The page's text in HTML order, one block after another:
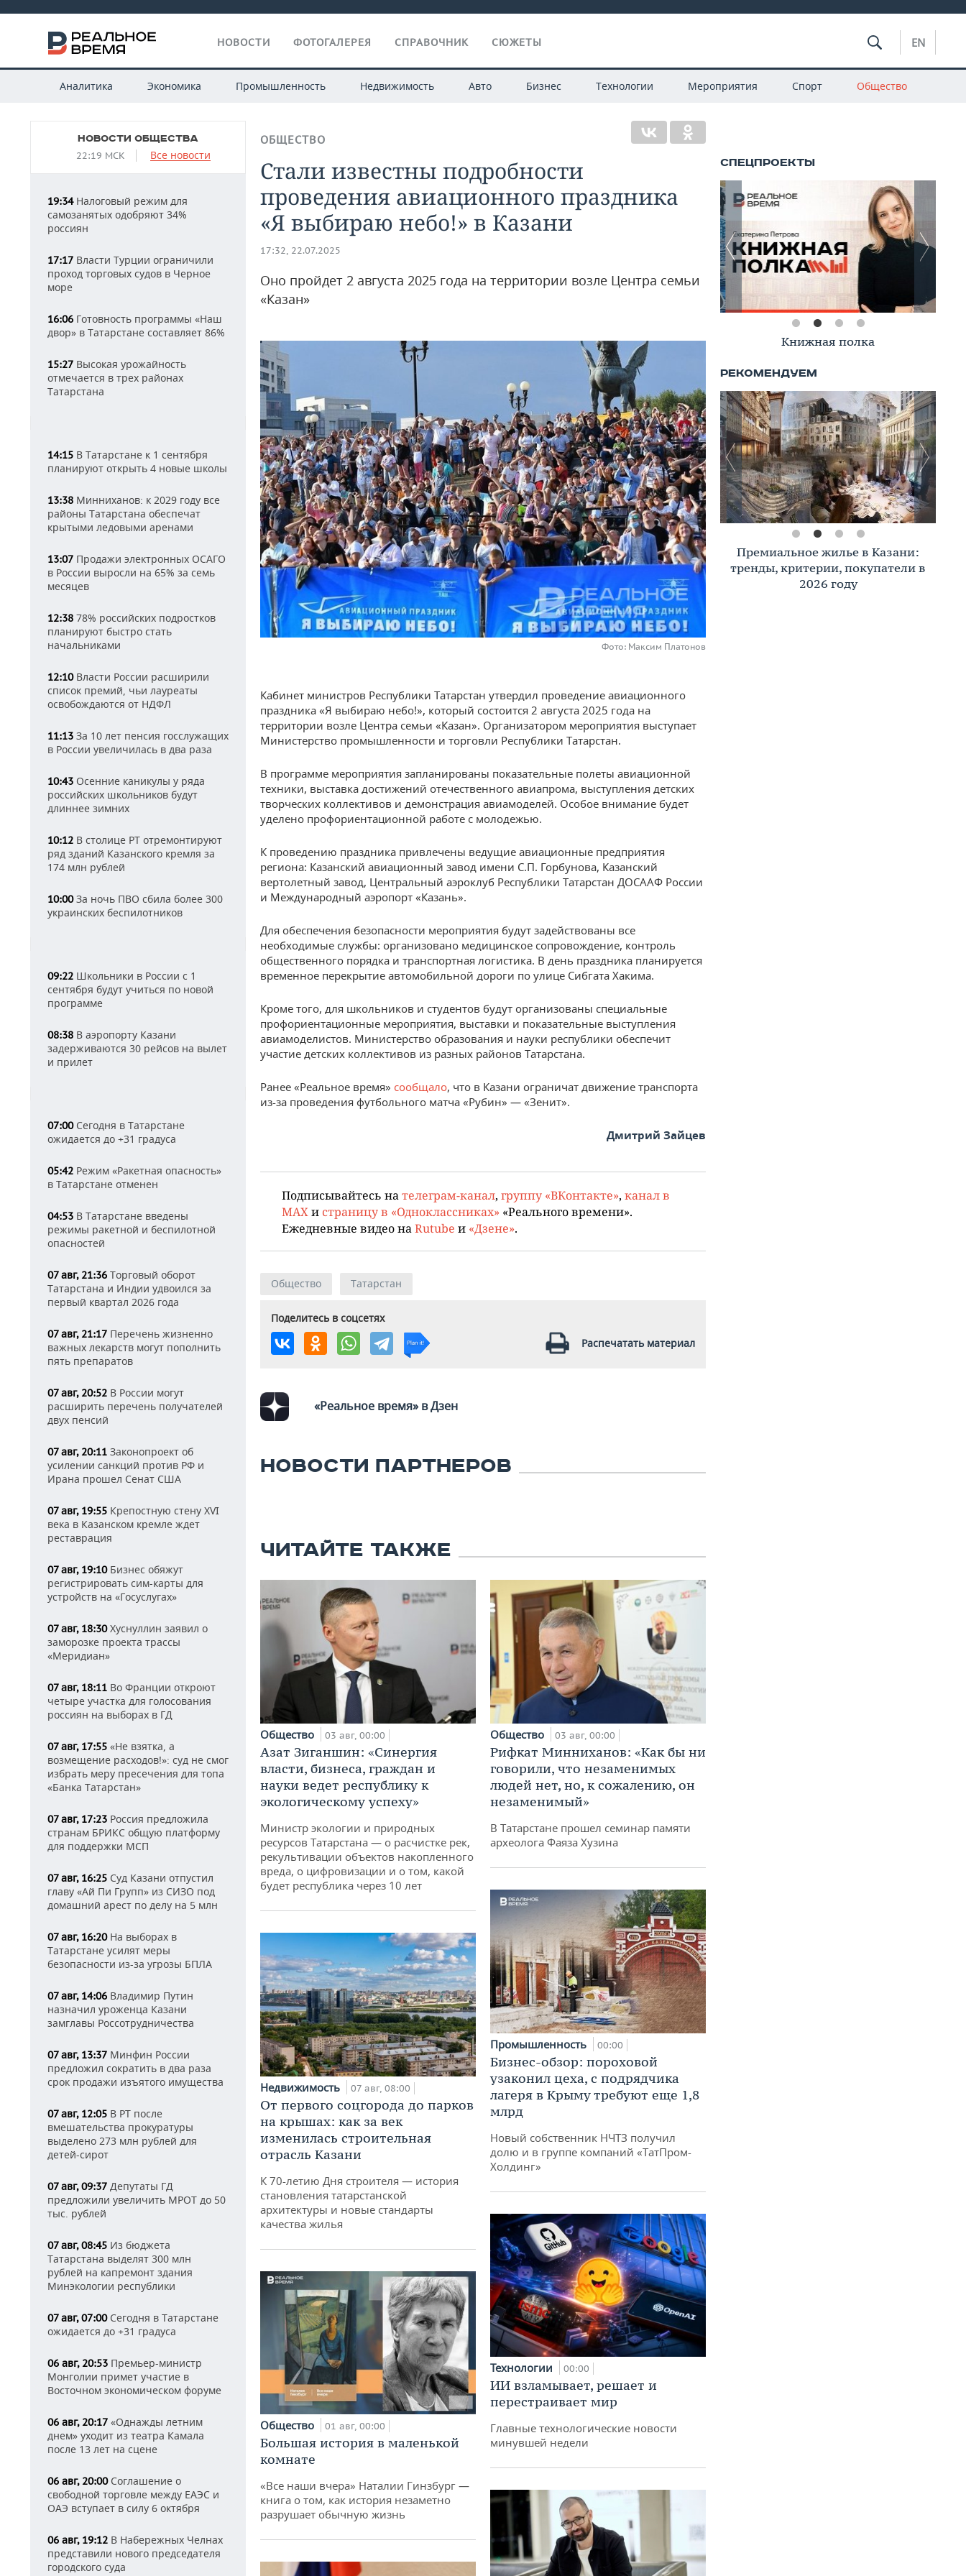
НОВОСТИ ФОТОГАЛЕРЕЯ СПРАВОЧНИК СЮЖЕТЫ EN
Аналитика Экономика Промышленность Недвижимость Авто Бизнес Технологии Мероприятия Спорт Общество
НОВОСТИ ОБЩЕСТВА
22:19 МСК Все новости
19:34Налоговый режим для
самозанятых одобряют 34%
россиян
17:17 Власти Турции ограничили
проход торговых судов в Черное
море
16:06 Готовность программы «Наш
двор» в Татарстане составляет 86%
15:27 Высокая урожайность
отмечается в трех районах
Татарстана
14:15 В Татарстане к 1 сентября
планируют открыть 4 новые школы
13:38 Минниханов: к 2029 году все
районы Татарстана обеспечат
крытыми ледовыми аренами
13:07 Продажи электронных ОСАГО
в России выросли на 65% за семь
месяцев
12:38 78% российских подростков
планируют быстро стать
начальниками
12:10Власти России расширили
список премий, чьи лауреаты
освобождаются от НДФЛ
11:13 За 10 лет пенсия госслужащих
в России увеличилась в два раза
10:43 Осенние каникулы у ряда
российских школьников будут
длиннее зимних
10:12 В столице РТ отремонтируют
ряд зданий Казанского кремля за
174 млн рублей
10:00За ночь ПВО сбила более 300
украинских беспилотников
09:22 Школьники в России с 1
сентября будут учиться по новой
программе
08:38 В аэропорту Казани
задерживаются 30 рейсов на вылет
и прилет
07:00Сегодня в Татарстане
ожидается до +31 градуса
05:42 Режим «Ракетная опасность»
в Татарстане отменен
04:53 В Татарстане введены
режимы ракетной и беспилотной
опасностей
07 авг, 21:36 Торговый оборот
Татарстана и Индии удвоился за
первый квартал 2026 года
07 авг, 21:17 Перечень жизненно
важных лекарств могут пополнить
пять препаратов
07 авг, 20:52 В России могут
расширить перечень получателей
двух пенсий
07 авг, 20:11 Законопроект об
усилении санкций против РФ и
Ирана прошел Сенат США
07 авг, 19:55 Крепостную стену XVI
века в Казанском кремле ждет
реставрация
07 авг, 19:10Бизнес обяжут
регистрировать сим-карты для
устройств на «Госуслугах»
07 авг, 18:30Хуснуллин заявил о
заморозке проекта трассы
«Меридиан»
07 авг, 18:11 Во Франции откроют
четыре участка для голосования
россиян на выборах в ГД
07 авг, 17:55 «Не взятка, а
возмещение расходов!»: суд не смог
избрать меру пресечения для топа
«Банка Татарстан»
07 авг, 17:23 Россия предложила
странам БРИКС общую платформу
для поддержки МСП
07 авг, 16:25 Суд Казани отпустил
главу «Ай Пи Групп» из СИЗО под
домашний арест по делу на 5 млн
07 авг, 16:20На выборах в
Татарстане усилят меры
безопасности из-за угрозы БПЛА
07 авг, 14:06 Владимир Путин
назначил уроженца Казани
замглавы Россотрудничества
07 авг, 13:37 Минфин России
предложил сократить в два раза
срок продажи изъятого имущества
07 авг, 12:05 В РТ после
вмешательства прокуратуры
выделено 273 млн рублей для
детей-сирот
07 авг, 09:37 Депутаты ГД
предложили увеличить МРОТ до 50
тыс. рублей
07 авг, 08:45 Из бюджета
Татарстана выделят 300 млн
рублей на капремонт здания
Минэкологии республики
07 авг, 07:00Сегодня в Татарстане
ожидается до +31 градуса
06 авг, 20:53 Премьер-министр
Монголии примет участие в
Восточном экономическом форуме
06 авг, 20:17 «Однажды летним
днем» уходит из театра Камала
после 13 лет на сцене
06 авг, 20:00Соглашение о
свободной торговле между ЕАЭС и
ОАЭ вступает в силу 6 октября
06 авг, 19:12 В Набережных Челнах
представили нового председателя
городского суда
ОБЩЕСТВО
Стали известны подробности
проведения авиационного праздника
«Я выбираю небо!» в Казани
17:32, 22.07.2025
Оно пройдет 2 августа 2025 года на территории возле Центра семьи
«Казан»
Фото: Максим Платонов
Кабинет министров Республики Татарстан утвердил проведение авиационного
праздника «Я выбираю небо!», который состоится 2 августа 2025 года на
территории возле Центра семьи «Казан». Организатором мероприятия выступает
Министерство промышленности и торговли Республики Татарстан.
В программе мероприятия запланированы показательные полеты авиационной
техники, выставка достижений отечественного авиапрома, выступления детских
творческих коллективов и демонстрация авиамоделей. Особое внимание будет
уделено профориентационной работе с молодежью.
К проведению праздника привлечены ведущие авиационные предприятия
региона: Казанский авиационный завод имени С.П. Горбунова, Казанский
вертолетный завод, Центральный аэроклуб Республики Татарстан ДОСААФ России
и Международный аэропорт «Казань».
Для обеспечения безопасности мероприятия будут задействованы все
необходимые службы: организовано медицинское сопровождение, контроль
общественного порядка и транспортная логистика. В день праздника планируется
временное перекрытие автомобильной дороги по улице Сибгата Хакима.
Кроме того, для школьников и студентов будут организованы специальные
профориентационные мероприятия, выставки и показательные выступления
авиамоделистов. Министерство образования и науки республики обеспечит
участие детских коллективов из разных районов Татарстана.
Ранее «Реальное время» сообщало, что в Казани ограничат движение транспорта
из-за проведения футбольного матча «Рубин» — «Зенит».
Дмитрий Зайцев
Подписывайтесь нателеграм-канал, группу «ВКонтакте», канал в
MAXи страницу в «Одноклассниках» «Реального времени».
Ежедневные видео наRutube и «Дзене».
Общество Татарстан
Поделитесь в соцсетях
Распечатать материал
«Реальное время» в Дзен
НОВОСТИ ПАРТНЕРОВ
ЧИТАЙТЕ ТАКЖЕ
Общество 03 авг, 00:00
Азат Зиганшин: «Синергия
власти, бизнеса, граждан и
науки ведет республику к
экологическому успеху»
Министр экологии и природных
ресурсов Татарстана — о расчистке рек,
рекультивации объектов накопленного
вреда, о цифровизации и о том, какой
будет республика через 10 лет
Недвижимость 07 авг, 08:00
От первого соцгорода до парков
на крышах: как за век
изменилась строительная
отрасль Казани
К 70-летию Дня строителя — история
становления татарстанской
архитектуры и новые стандарты
качества жилья
Общество 01 авг, 00:00
Большая история в маленькой
комнате
«Все наши вчера» Наталии Гинзбург —
книга о том, как история незаметно
разрушает обычную жизнь
Общество 03 авг, 00:00
Рифкат Минниханов: «Как бы ни
говорили, что незаменимых
людей нет, но, к сожалению, он
незаменимый»
В Татарстане прошел семинар памяти
археолога Фаяза Хузина
Промышленность 00:00
Бизнес-обзор: пороховой
узаконил цеха, с подрядчика
лагеря в Крыму требуют еще 1,8
млрд
Новый собственник НЧТЗ получил
долю и в группе компаний «ТатПром-
Холдинг»
Технологии 00:00
ИИ взламывает, решает и
перестраивает мир
Главные технологические новости
минувшей недели
Книжная полка
Премиальное жилье в Казани:
тренды, критерии, покупатели в
2026 году